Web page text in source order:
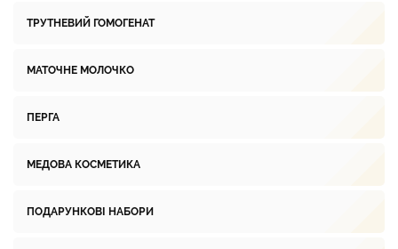
ТРУТНЕВИЙ ГОМОГЕНАТ
МАТОЧНЕ МОЛОЧКО
ПЕРГА
МЕДОВА КОСМЕТИКА
ПОДАРУНКОВІ НАБОРИ